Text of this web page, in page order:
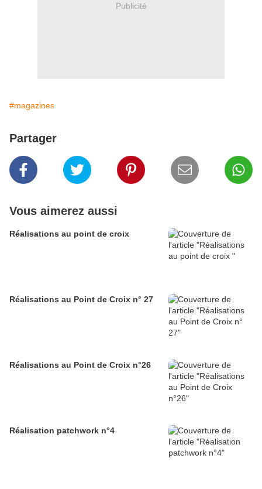
Publicité
#magazines
Partager
Vous aimerez aussi
Réalisations au point de croix
Réalisations au Point de Croix n° 27
Réalisations au Point de Croix n°26
Réalisation patchwork n°4